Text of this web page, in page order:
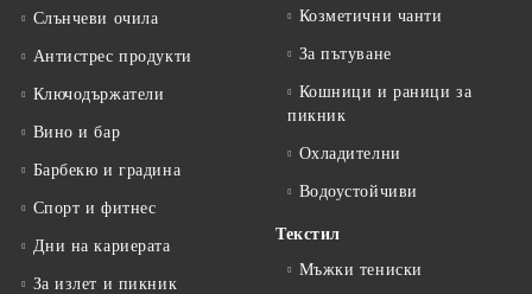
Слънчеви очила
Антистрес продукти
Ключодържатели
Вино и бар
Барбекю и градина
Спорт и фитнес
Дни на кариерата
За излет и пикник
Козметични чанти
За пътуване
Кошници и раници за
пикник
Охладителни
Водоустойчиви
Текстил
Мъжки тениски